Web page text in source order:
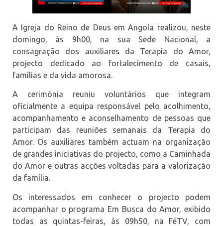
A Igreja do Reino de Deus em Angola realizou, neste
domingo, às 9h00, na sua Sede Nacional, a
consagração dos auxiliares da Terapia do Amor,
projecto dedicado ao fortalecimento de casais,
famílias e da vida amorosa.
A cerimónia reuniu voluntários que integram
oficialmente a equipa responsável pelo acolhimento,
acompanhamento e aconselhamento de pessoas que
participam das reuniões semanais da Terapia do
Amor. Os auxiliares também actuam na organização
de grandes iniciativas do projecto, como a Caminhada
do Amor e outras acções voltadas para a valorização
da família.
Os interessados em conhecer o projecto podem
acompanhar o programa Em Busca do Amor, exibido
todas as quintas-feiras, às 09h50, na FéTV, com